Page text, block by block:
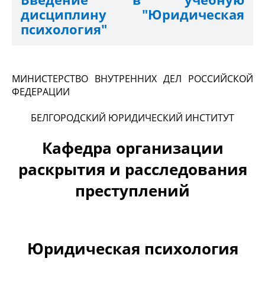
дисциплину "Юридическая
психология"
МИНИСТЕРСТВО ВНУТРЕННИХ ДЕЛ РОССИЙСКОЙ
ФЕДЕРАЦИИ
БЕЛГОРОДСКИЙ ЮРИДИЧЕСКИЙ ИНСТИТУТ
Кафедра организации
раскрытия и расследования
преступлений
Юридическая психология